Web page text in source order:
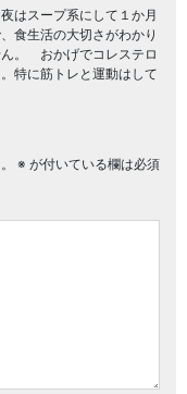
はスープ系にして１か月
食生活の大切さがわかり
。 おかげでコレステロ
特に筋トレと運動はして
※ が付いている欄は必須